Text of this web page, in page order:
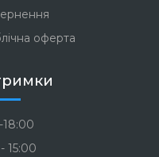
оферта
15:00